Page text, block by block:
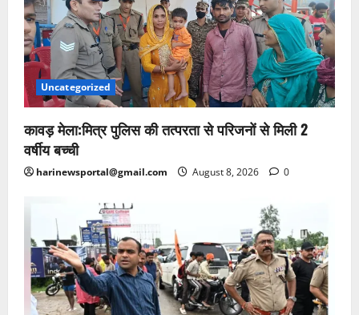
Uncategorized
कावड़ मेला:मित्र पुलिस की तत्परता से परिजनों से मिली 2
वर्षीय बच्ची
harinewsportal@gmail.com August 8, 2026 0